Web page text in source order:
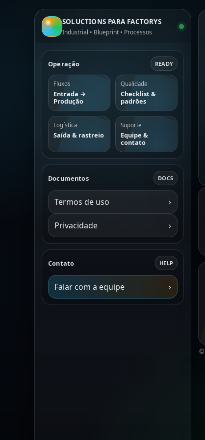
SOLUCTIONS PARA FACTORYS
Industrial • Blueprint • Processos
Operação READY
Fluxos
Entrada →
Produção
Qualidade
Checklist &
padrões
Logística
Saída & rastreio
Suporte
Equipe &
contato
Documentos DOCS
Termos de uso ›
Privacidade ›
Contato HELP
Falar com a equipe ›
©